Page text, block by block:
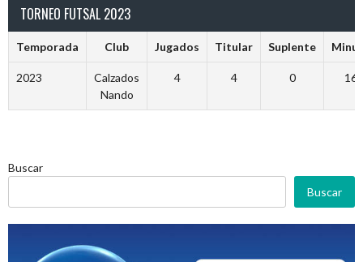
TORNEO FUTSAL 2023
Temporada Club Jugados Titular Suplente
2023
Calzados
Nando
4 4 0 160
Buscar
Buscar